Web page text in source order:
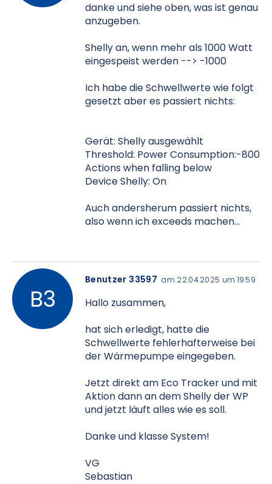
danke und siehe oben, was ist genau
anzugeben.
Shelly an, wenn mehr als 1000 Watt
eingespeist werden --> -1000
Ich habe die Schwellwerte wie folgt
gesetzt aber es passiert nichts:
Gerät: Shelly ausgewählt
Threshold: Power Consumption:-800
Actions when falling below
Device Shelly: On
Auch andersherum passiert nichts,
also wenn ich exceeds machen...
Benutzer 33597 am 22.04.2025 um 19:59
Hallo zusammen,
hat sich erledigt, hatte die
Schwellwerte fehlerhafterweise bei
der Wärmepumpe eingegeben.
Jetzt direkt am Eco Tracker und mit
Aktion dann an dem Shelly der WP
und jetzt läuft alles wie es soll.
Danke und klasse System!
VG
Sebastian